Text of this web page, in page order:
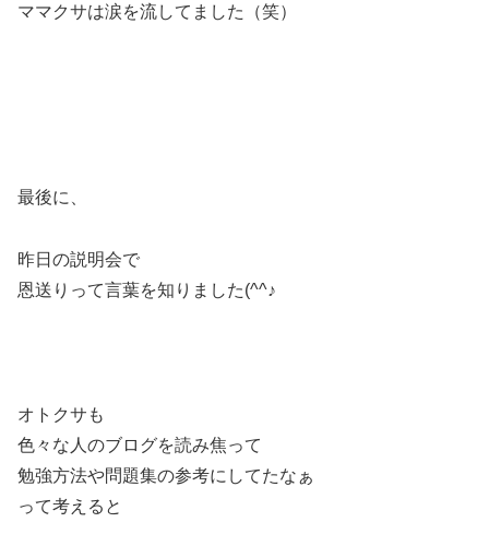
ママクサは涙を流してました（笑）
最後に、
昨日の説明会で
恩送りって言葉を知りました(^^♪
オトクサも
色々な人のブログを読み焦って
勉強方法や問題集の参考にしてたなぁ
って考えると